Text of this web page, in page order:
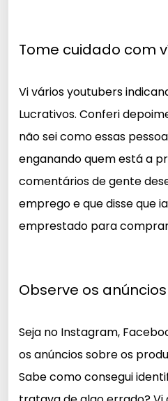
Tome cuidado com
Vi vários youtubers
Lucrativos. Conferi
não sei como essas
enganando quem está a
comentários de gente
emprego e que disse que
emprestado para
Observe os
Seja no Instagram,
os anúncios sobre os
Sabe como consegui